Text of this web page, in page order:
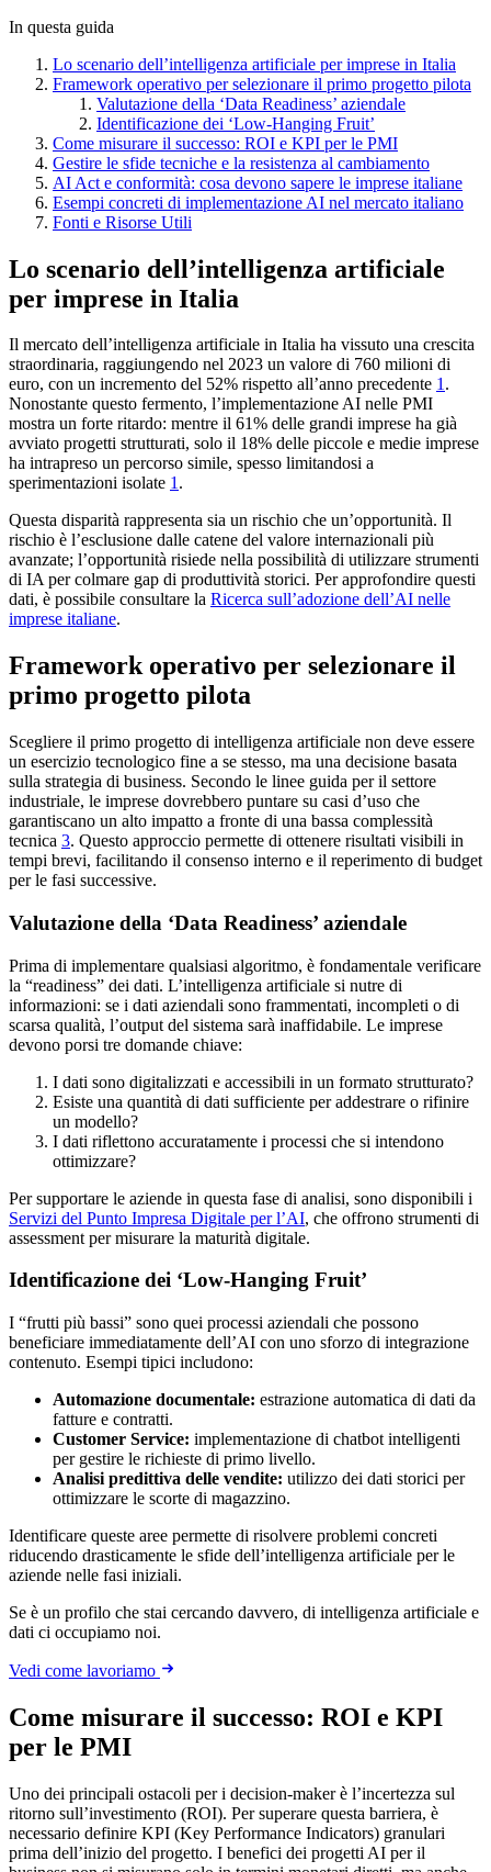
In questa guida
Lo scenario dell’intelligenza artificiale per imprese in Italia
Framework operativo per selezionare il primo progetto pilota
Valutazione della ‘Data Readiness’ aziendale
Identificazione dei ‘Low-Hanging Fruit’
Come misurare il successo: ROI e KPI per le PMI
Gestire le sfide tecniche e la resistenza al cambiamento
AI Act e conformità: cosa devono sapere le imprese italiane
Esempi concreti di implementazione AI nel mercato italiano
Fonti e Risorse Utili
Lo scenario dell’intelligenza artificiale
per imprese in Italia
Il mercato dell’intelligenza artificiale in Italia ha vissuto una crescita
straordinaria, raggiungendo nel 2023 un valore di 760 milioni di
euro, con un incremento del 52% rispetto all’anno precedente 1.
Nonostante questo fermento, l’implementazione AI nelle PMI
mostra un forte ritardo: mentre il 61% delle grandi imprese ha già
avviato progetti strutturati, solo il 18% delle piccole e medie imprese
ha intrapreso un percorso simile, spesso limitandosi a
sperimentazioni isolate 1.
Questa disparità rappresenta sia un rischio che un’opportunità. Il
rischio è l’esclusione dalle catene del valore internazionali più
avanzate; l’opportunità risiede nella possibilità di utilizzare strumenti
di IA per colmare gap di produttività storici. Per approfondire questi
dati, è possibile consultare la Ricerca sull’adozione dell’AI nelle
imprese italiane.
Framework operativo per selezionare il
primo progetto pilota
Scegliere il primo progetto di intelligenza artificiale non deve essere
un esercizio tecnologico fine a se stesso, ma una decisione basata
sulla strategia di business. Secondo le linee guida per il settore
industriale, le imprese dovrebbero puntare su casi d’uso che
garantiscano un alto impatto a fronte di una bassa complessità
tecnica 3. Questo approccio permette di ottenere risultati visibili in
tempi brevi, facilitando il consenso interno e il reperimento di budget
per le fasi successive.
Valutazione della ‘Data Readiness’ aziendale
Prima di implementare qualsiasi algoritmo, è fondamentale verificare
la “readiness” dei dati. L’intelligenza artificiale si nutre di
informazioni: se i dati aziendali sono frammentati, incompleti o di
scarsa qualità, l’output del sistema sarà inaffidabile. Le imprese
devono porsi tre domande chiave:
I dati sono digitalizzati e accessibili in un formato strutturato?
Esiste una quantità di dati sufficiente per addestrare o rifinire
un modello?
I dati riflettono accuratamente i processi che si intendono
ottimizzare?
Per supportare le aziende in questa fase di analisi, sono disponibili i
Servizi del Punto Impresa Digitale per l’AI, che offrono strumenti di
assessment per misurare la maturità digitale.
Identificazione dei ‘Low-Hanging Fruit’
I “frutti più bassi” sono quei processi aziendali che possono
beneficiare immediatamente dell’AI con uno sforzo di integrazione
contenuto. Esempi tipici includono:
Automazione documentale: estrazione automatica di dati da
fatture e contratti.
Customer Service: implementazione di chatbot intelligenti
per gestire le richieste di primo livello.
Analisi predittiva delle vendite: utilizzo dei dati storici per
ottimizzare le scorte di magazzino.
Identificare queste aree permette di risolvere problemi concreti
riducendo drasticamente le sfide dell’intelligenza artificiale per le
aziende nelle fasi iniziali.
Se è un profilo che stai cercando davvero, di intelligenza artificiale e
dati ci occupiamo noi.
Vedi come lavoriamo
Come misurare il successo: ROI e KPI
per le PMI
Uno dei principali ostacoli per i decision-maker è l’incertezza sul
ritorno sull’investimento (ROI). Per superare questa barriera, è
necessario definire KPI (Key Performance Indicators) granulari
prima dell’inizio del progetto. I benefici dei progetti AI per il